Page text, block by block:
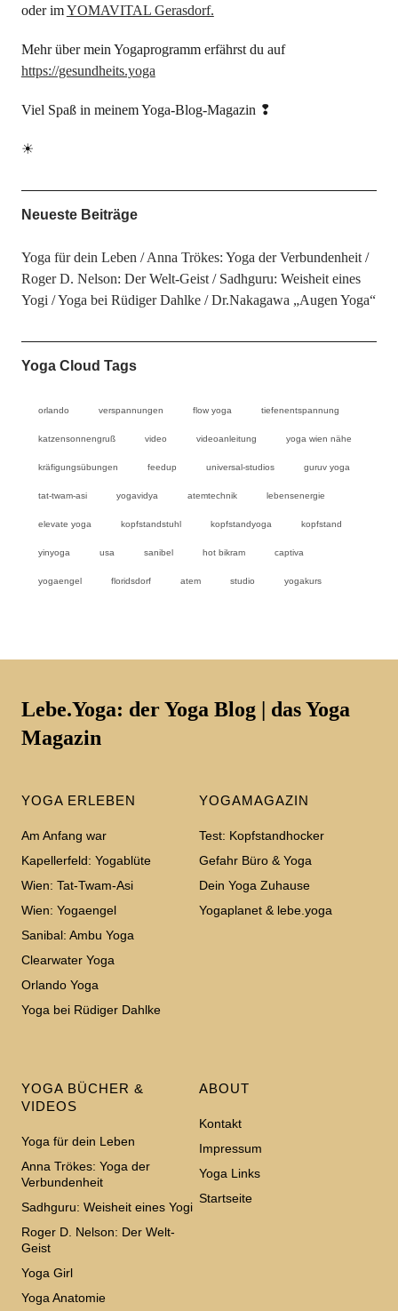
oder imYOMAVITAL Gerasdorf.
Mehr über mein Yogaprogramm erfährst du auf
https://gesundheits.yoga
Viel Spaß in meinem Yoga-Blog-Magazin ❢
☀
Neueste Beiträge
Yoga für dein Leben
Anna Trökes: Yoga der Verbundenheit
Roger D. Nelson: Der Welt-Geist
Sadhguru: Weisheit eines
Yogi
Yoga bei Rüdiger Dahlke Dr.Nakagawa „Augen Yoga“
Yoga Cloud Tags
orlando verspannungen flow yoga tiefenentspannung
katzensonnengruß video videoanleitung yoga wien nähe
kräfigungsübungen feedup universal-studios guruv yoga
tat-twam-asi yogavidya atemtechnik lebensenergie
elevate yoga kopfstandstuhl kopfstandyoga kopfstand
yinyoga usa sanibel hot bikram captiva
yogaengel floridsdorf atem studio yogakurs
Lebe.Yoga: der Yoga Blog | das Yoga
Magazin
YOGA ERLEBEN
Am Anfang war
Kapellerfeld: Yogablüte
Wien: Tat-Twam-Asi
Wien: Yogaengel
Sanibal: Ambu Yoga
Clearwater Yoga
Orlando Yoga
Yoga bei Rüdiger Dahlke
YOGAMAGAZIN
Test: Kopfstandhocker
Gefahr Büro & Yoga
Dein Yoga Zuhause
Yogaplanet & lebe.yoga
YOGA BÜCHER &
VIDEOS
Yoga für dein Leben
Anna Trökes: Yoga der
Verbundenheit
Sadhguru: Weisheit eines Yogi
Roger D. Nelson: Der Welt-
Geist
Yoga Girl
Yoga Anatomie
ABOUT
Kontakt
Impressum
Yoga Links
Startseite